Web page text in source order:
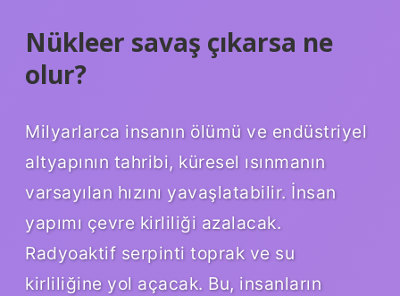
Nükleer savaş çıkarsa ne
olur?
Milyarlarca insanın ölümü ve endüstriyel
altyapının tahribi, küresel ısınmanın
varsayılan hızını yavaşlatabilir. İnsan
yapımı çevre kirliliği azalacak.
Radyoaktif serpinti toprak ve su
kirliliğine yol açacak. Bu, insanların